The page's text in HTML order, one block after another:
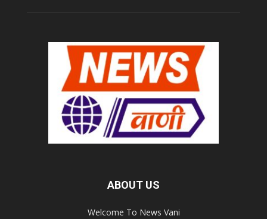
ABOUT US
Welcome To News Vani